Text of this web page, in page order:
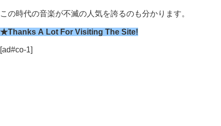
この時代の音楽が不滅の人気を誇るのも分かります。
★Thanks A Lot For Visiting The Site!
[ad#co-1]